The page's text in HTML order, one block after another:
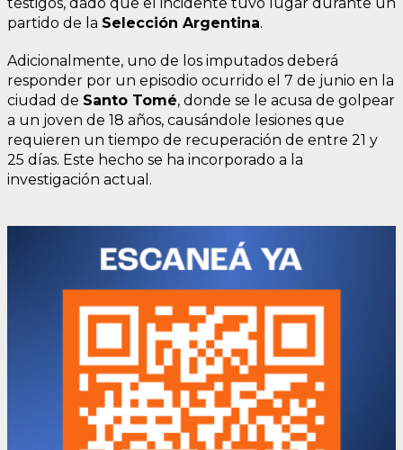
partido de la Selección Argentina.
Adicionalmente, uno de los imputados deberá
responder por un episodio ocurrido el 7 de junio en la
ciudad de Santo Tomé, donde se le acusa de golpear
a un joven de 18 años, causándole lesiones que
requieren un tiempo de recuperación de entre 21 y
25 días. Este hecho se ha incorporado a la
investigación actual.